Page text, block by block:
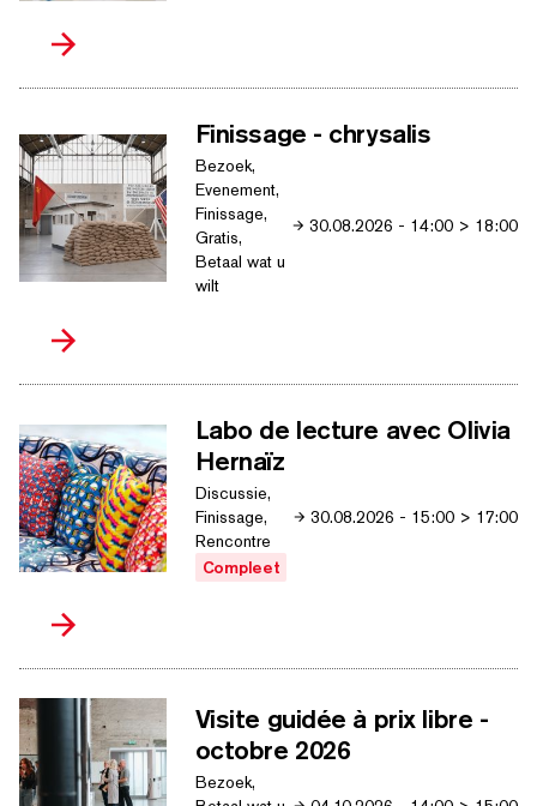
Finissage - chrysalis
Bezoek,
Evenement,
Finissage,
Gratis,
Betaal wat u
wilt
30.08.2026 - 14:00 > 18:00
Labo de lecture avec Olivia
Hernaïz
Discussie,
Finissage,
Rencontre
30.08.2026 - 15:00 > 17:00
Compleet
Visite guidée à prix libre -
octobre 2026
Bezoek,